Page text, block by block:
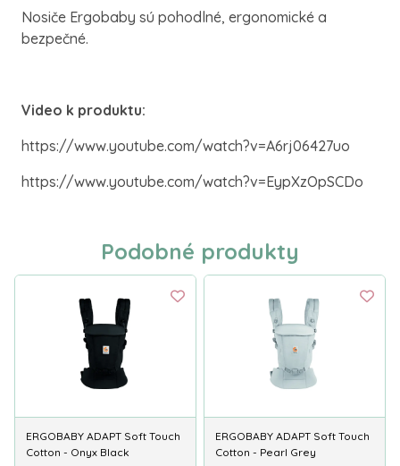
Nosiče Ergobaby sú pohodlné, ergonomické a
bezpečné.
Video k produktu:
https://www.youtube.com/watch?v=A6rj06427uo
https://www.youtube.com/watch?v=EypXzOpSCDo
Podobné produkty
ERGOBABY ADAPT Soft Touch
Cotton - Onyx Black
ERGOBABY ADAPT Soft Touch
Cotton - Pearl Grey